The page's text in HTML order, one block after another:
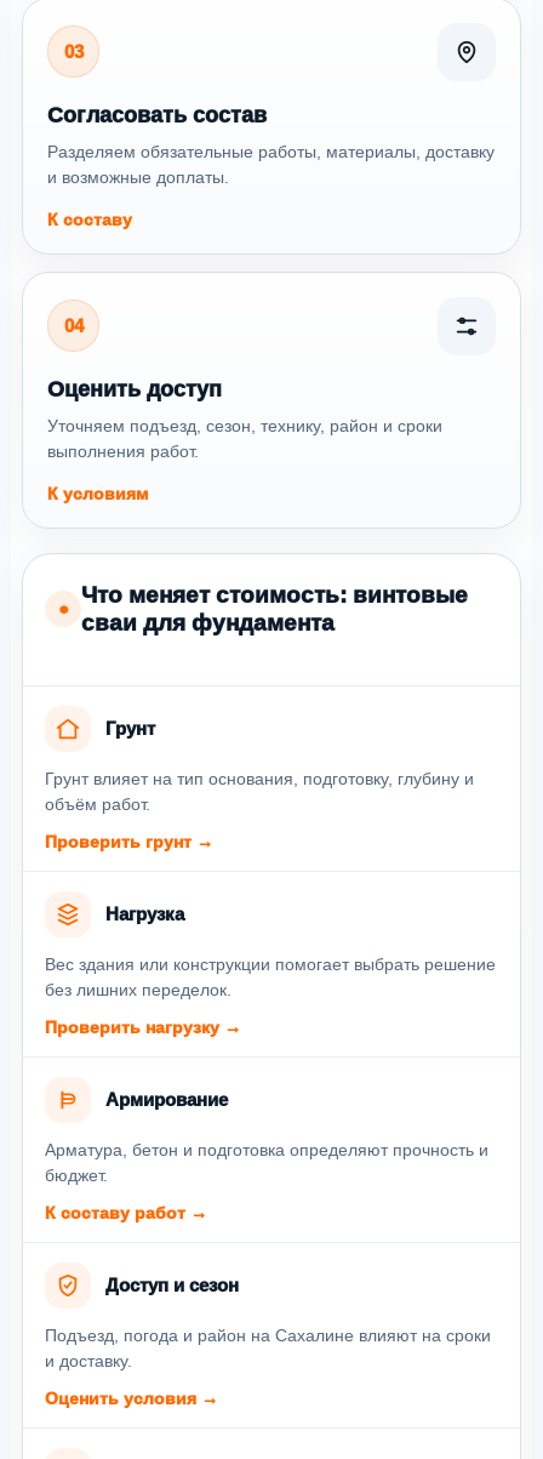
03
Согласовать состав
Разделяем обязательные работы, материалы, доставку
и возможные доплаты.
К составу
04
Оценить доступ
Уточняем подъезд, сезон, технику, район и сроки
выполнения работ.
К условиям
●
Что меняет стоимость: винтовые
сваи для фундамента
Грунт
Грунт влияет на тип основания, подготовку, глубину и
объём работ.
Проверить грунт →
Нагрузка
Вес здания или конструкции помогает выбрать решение
без лишних переделок.
Проверить нагрузку →
Армирование
Арматура, бетон и подготовка определяют прочность и
бюджет.
К составу работ →
Доступ и сезон
Подъезд, погода и район на Сахалине влияют на сроки
и доставку.
Оценить условия →